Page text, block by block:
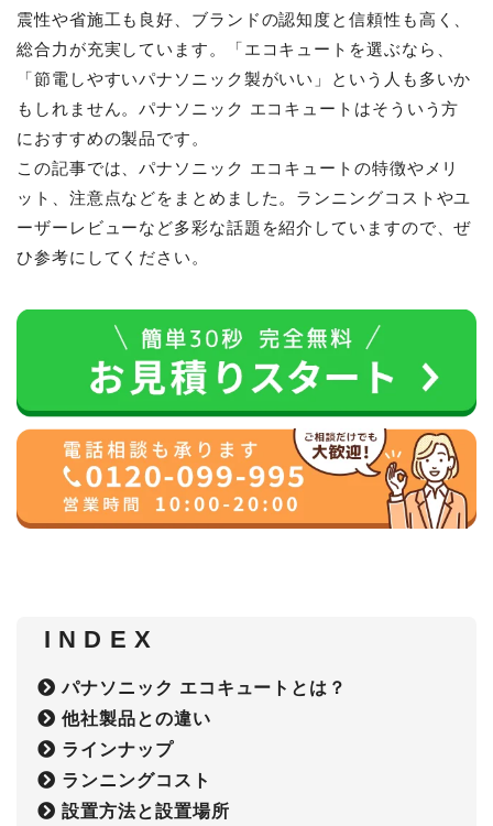
震性や省施工も良好、ブランドの認知度と信頼性も高く、
総合力が充実しています。「エコキュートを選ぶなら、
「節電しやすいパナソニック製がいい」という人も多いか
もしれません。パナソニック エコキュートはそういう方
におすすめの製品です。
この記事では、パナソニック エコキュートの特徴やメリ
ット、注意点などをまとめました。ランニングコストやユ
ーザーレビューなど多彩な話題を紹介していますので、ぜ
ひ参考にしてください。
I N D E X
パナソニック エコキュートとは？
他社製品との違い
ラインナップ
ランニングコスト
設置方法と設置場所